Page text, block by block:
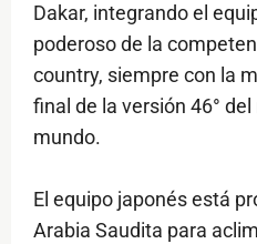
Dakar, integrando el
poderoso de la
country, siempre con la
final de la versión 46°
mundo.
El equipo japonés está
Arabia Saudita para